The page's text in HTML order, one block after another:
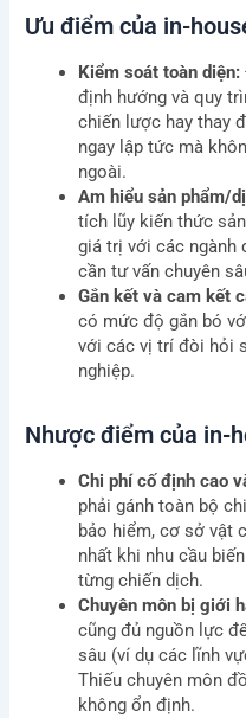
Ưu điểm của in-
Kiểm soát toàn diện:
định hướng và quy
chiến lược hay thay
ngay lập tức mà
ngoài.
Am hiểu sản phẩm/
tích lũy kiến thức
giá trị với các ngành
cần tư vấn chuyên
Gắn kết và cam kết
có mức độ gắn bó
với các vị trí đòi hỏi
nghiệp.
Nhược điểm của in-
Chi phí cố định cao
phải gánh toàn bộ
bảo hiểm, cơ sở vật
nhất khi nhu cầu
từng chiến dịch.
Chuyên môn bị giới
cũng đủ nguồn lực
sâu (ví dụ các lĩnh
Thiếu chuyên môn
không ổn định.